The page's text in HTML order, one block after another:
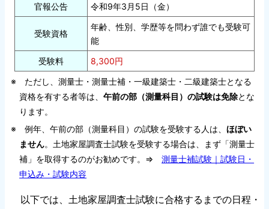
官報公告
令和9年3月5日（金）
受験資格
年齢、性別、学歴等を問わず誰でも受験可
能
受験料
8,300円
※ ただし、測量士・測量士補・一級建築士・二級建築士となる
資格を有する者等は、午前の部（測量科目）の試験は免除とな
ります。
※ 例年、午前の部（測量科目）の試験を受験する人は、 ほぼい
ません。土地家屋調査士試験を受験する場合は、まず「測量士
補」を取得するのがお勧めです。⇒測量士補試験｜試験日・
申込み・試験内容
以下では、土地家屋調査士試験に合格するまでの日程・